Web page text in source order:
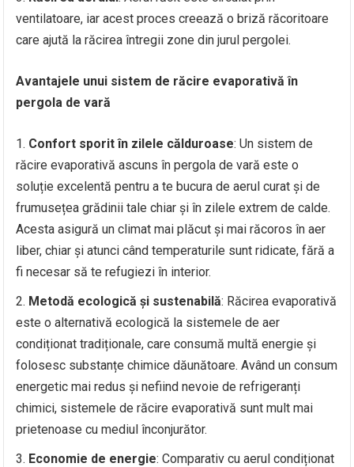
ventilatoare, iar acest proces creează o briză răcoritoare
care ajută la răcirea întregii zone din jurul pergolei.
Avantajele unui sistem de răcire evaporativă în
pergola de vară
Confort sporit în zilele călduroase: Un sistem de
răcire evaporativă ascuns în pergola de vară este o
soluție excelentă pentru a te bucura de aerul curat și de
frumusețea grădinii tale chiar și în zilele extrem de calde.
Acesta asigură un climat mai plăcut și mai răcoros în aer
liber, chiar și atunci când temperaturile sunt ridicate, fără a
fi necesar să te refugiezi în interior.
Metodă ecologică și sustenabilă: Răcirea evaporativă
este o alternativă ecologică la sistemele de aer
condiționat tradiționale, care consumă multă energie și
folosesc substanțe chimice dăunătoare. Având un consum
energetic mai redus și nefiind nevoie de refrigeranți
chimici, sistemele de răcire evaporativă sunt mult mai
prietenoase cu mediul înconjurător.
Economie de energie: Comparativ cu aerul condiționat